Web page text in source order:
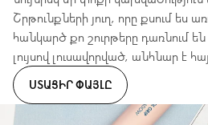
Շրթունքների յուղ, որը քսում
հանկարծ քո շուրթերը
լույսով լուսավորված, անհնար է
ՍՏԱՑԻՐ ՓԱՅԼԸ